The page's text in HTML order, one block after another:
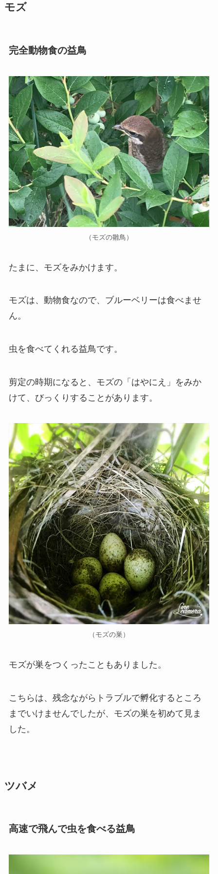
モズ
完全動物食の益鳥
（モズの雛鳥）
たまに、モズをみかけます。
モズは、動物食なので、ブルーベリーは食べませ
ん。
虫を食べてくれる益鳥です。
剪定の時期になると、モズの「はやにえ」をみか
けて、びっくりすることがあります。
（モズの巣）
モズが巣をつくったこともありました。
こちらは、残念ながらトラブルで孵化するところ
までいけませんでしたが、モズの巣を初めて見ま
した。
ツバメ
高速で飛んで虫を食べる益鳥